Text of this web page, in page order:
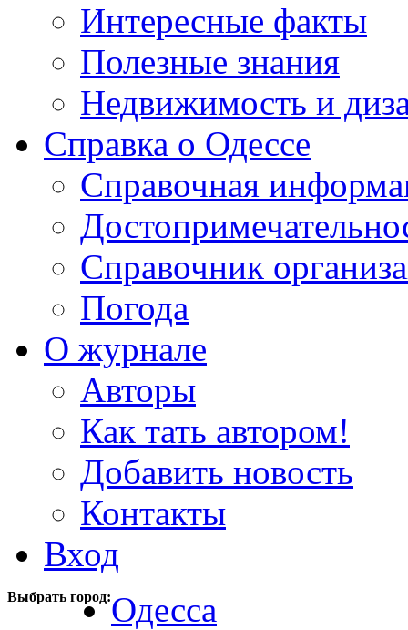
Интересные факты
Полезные знания
Недвижимость и
Справка о Одессе
Справочная
Справочник
Погода
О журнале
Авторы
Как тать автором!
Добавить новость
Контакты
Вход
Выбрать город:Одесса